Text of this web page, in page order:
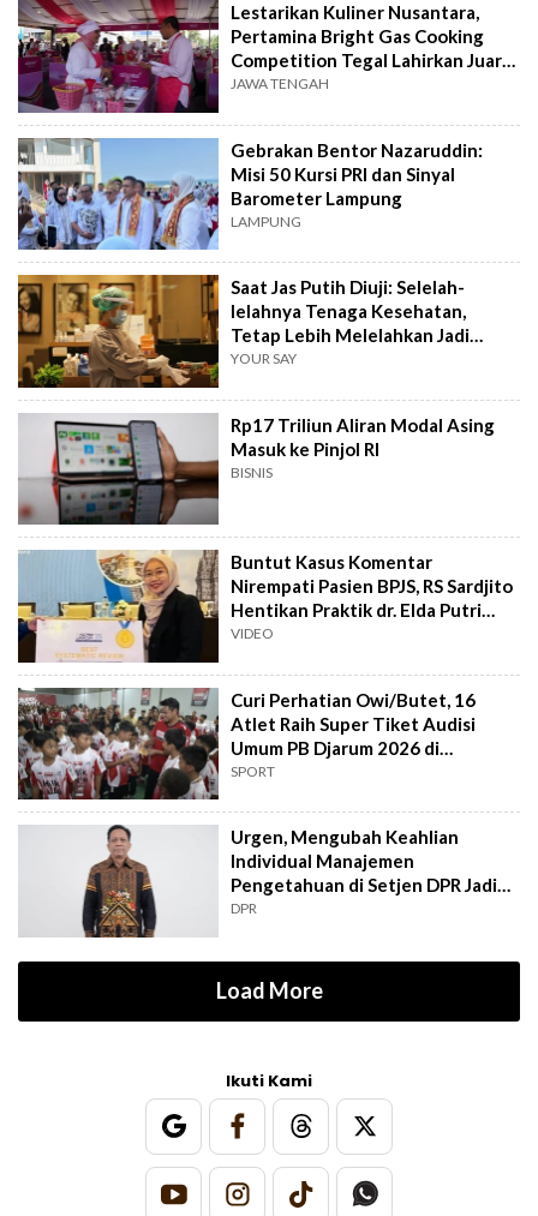
Lestarikan Kuliner Nusantara,
Pertamina Bright Gas Cooking
Competition Tegal Lahirkan Juara
Baru
JAWA TENGAH
Gebrakan Bentor Nazaruddin:
Misi 50 Kursi PRI dan Sinyal
Barometer Lampung
LAMPUNG
Saat Jas Putih Diuji: Selelah-
lelahnya Tenaga Kesehatan,
Tetap Lebih Melelahkan Jadi
Pasien
YOUR SAY
Rp17 Triliun Aliran Modal Asing
Masuk ke Pinjol RI
BISNIS
Buntut Kasus Komentar
Nirempati Pasien BPJS, RS Sardjito
Hentikan Praktik dr. Elda Putri
Rahard
VIDEO
Curi Perhatian Owi/Butet, 16
Atlet Raih Super Tiket Audisi
Umum PB Djarum 2026 di
Makassar
SPORT
Urgen, Mengubah Keahlian
Individual Manajemen
Pengetahuan di Setjen DPR Jadi
Kekuatan Institusional
DPR
Load More
Ikuti Kami